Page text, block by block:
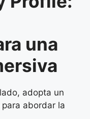
una
adopta un
abordar la